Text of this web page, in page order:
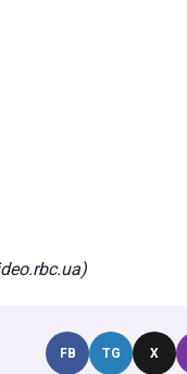
FB TG X